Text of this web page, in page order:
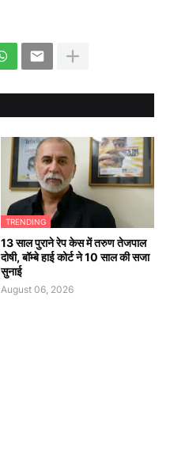
TRENDING
13 साल पुराने रेप केस में तरुण तेजपाल
दोषी, बॉम्बे हाई कोर्ट ने 10 साल की सजा
सुनाई
August 06, 2026